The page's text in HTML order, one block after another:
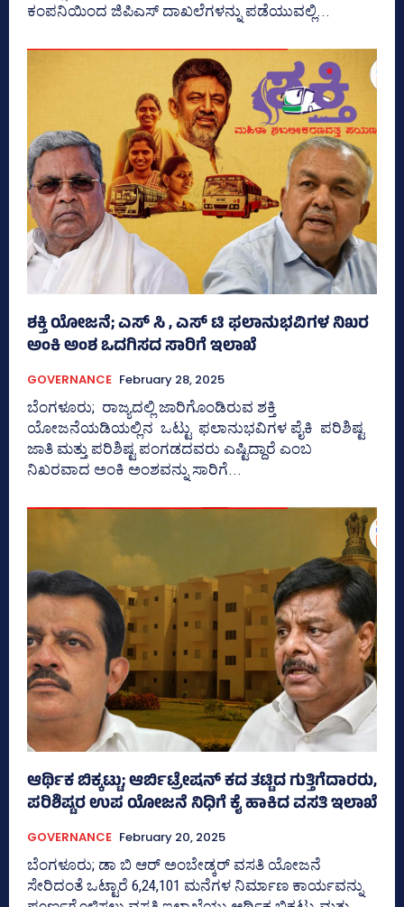
ಕಂಪನಿಯಿಂದ ಜಿಪಿಎಸ್‌ ದಾಖಲೆಗಳನ್ನು ಪಡೆಯುವಲ್ಲಿ...
ಶಕ್ತಿ ಯೋಜನೆ; ಎಸ್‌ ಸಿ , ಎಸ್‌ ಟಿ ಫಲಾನುಭವಿಗಳ ನಿಖರ
ಅಂಕಿ ಅಂಶ ಒದಗಿಸದ ಸಾರಿಗೆ ಇಲಾಖೆ
GOVERNANCE February 28, 2025
ಬೆಂಗಳೂರು; ರಾಜ್ಯದಲ್ಲಿ ಜಾರಿಗೊಂಡಿರುವ ಶಕ್ತಿ
ಯೋಜನೆಯಡಿಯಲ್ಲಿನ ಒಟ್ಟು ಫಲಾನುಭವಿಗಳ ಪೈಕಿ ಪರಿಶಿಷ್ಟ
ಜಾತಿ ಮತ್ತು ಪರಿಶಿಷ್ಟ ಪಂಗಡದವರು ಎಷ್ಟಿದ್ದಾರೆ ಎಂಬ
ನಿಖರವಾದ ಅಂಕಿ ಅಂಶವನ್ನು ಸಾರಿಗೆ...
ಆರ್ಥಿಕ ಬಿಕ್ಕಟ್ಟು; ಆರ್ಬಿಟ್ರೇಷನ್‌ ಕದ ತಟ್ಟಿದ ಗುತ್ತಿಗೆದಾರರು,
ಪರಿಶಿಷ್ಟರ ಉಪ ಯೋಜನೆ ನಿಧಿಗೆ ಕೈ ಹಾಕಿದ ವಸತಿ ಇಲಾಖೆ
GOVERNANCE February 20, 2025
ಬೆಂಗಳೂರು; ಡಾ ಬಿ ಆರ್‍‌ ಅಂಬೇಡ್ಕರ್‍‌ ವಸತಿ ಯೋಜನೆ
ಸೇರಿದಂತೆ ಒಟ್ಟಾರೆ 6,24,101 ಮನೆಗಳ ನಿರ್ಮಾಣ ಕಾರ್ಯವನ್ನು